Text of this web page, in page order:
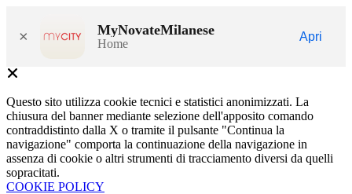
× MyNovateMilanese
Home
Apri
Questo sito utilizza cookie tecnici e statistici anonimizzati. La
chiusura del banner mediante selezione dell'apposito comando
contraddistinto dalla X o tramite il pulsante "Continua la
navigazione" comporta la continuazione della navigazione in
assenza di cookie o altri strumenti di tracciamento diversi da quelli
sopracitati.
COOKIE POLICY